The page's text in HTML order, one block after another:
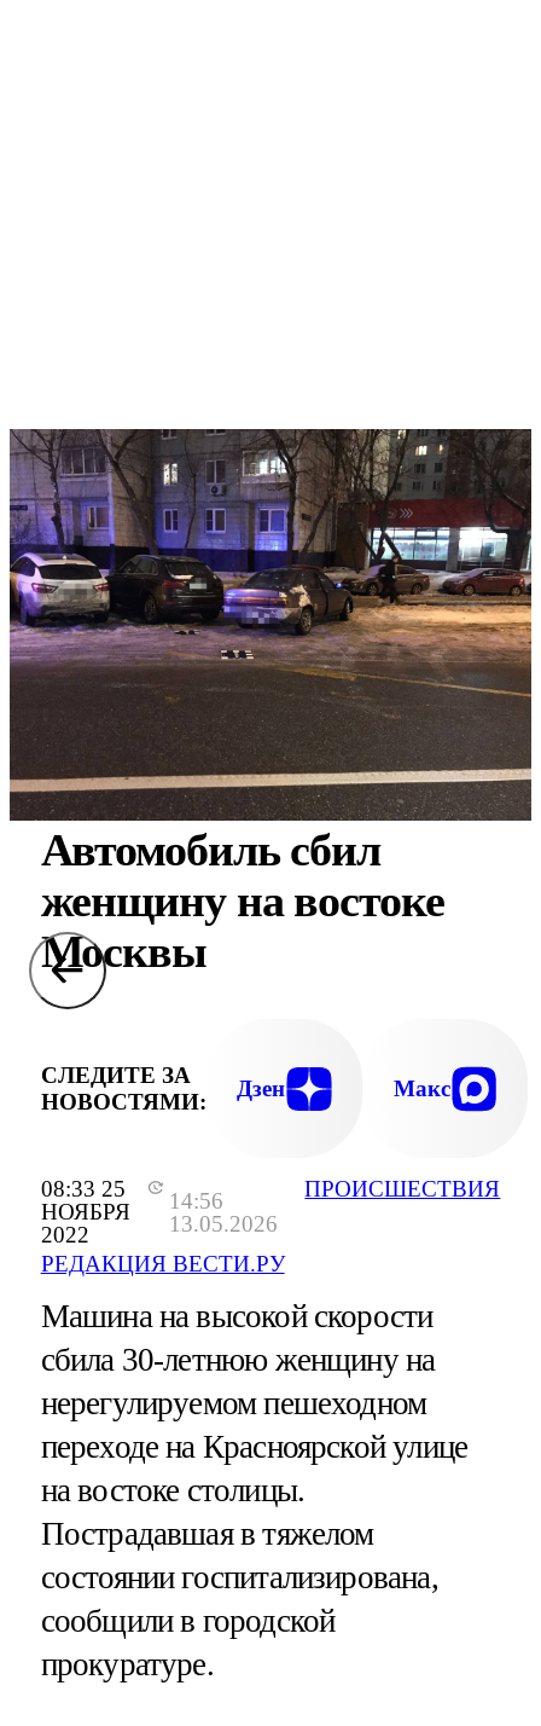
08:33 25
НОЯБРЯ
2022
14:56
13.05.2026
РЕДАКЦИЯ ВЕСТИ.РУ
ПРОИСШЕСТВИЯ
Автомобиль сбил
женщину на востоке
Москвы
СЛЕДИТЕ ЗА
НОВОСТЯМИ:
Дзен Макс
Машина на высокой скорости
сбила 30-летнюю женщину на
нерегулируемом пешеходном
переходе на Красноярской улице
на востоке столицы.
Пострадавшая в тяжелом
состоянии госпитализирована,
сообщили в городской
прокуратуре.